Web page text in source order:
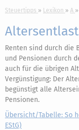
Steuertipps Lexikon A
Renten sind durch die
und Pensionen durch
auch für die übrigen
Vergünstigung: Der
begünstigt alle
Pensionen.
Übersicht/Tabelle: So
EStG)